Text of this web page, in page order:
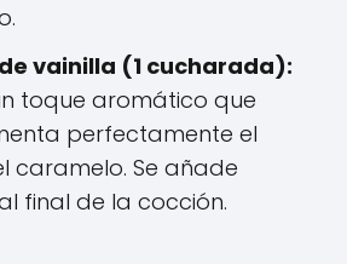
vainilla (1 cucharada):
toque aromático que
perfectamente el
caramelo. Se añade
final de la cocción.